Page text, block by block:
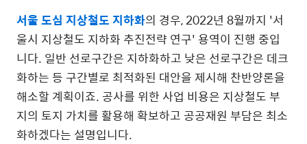
서울 도심 지상철도 지하화의 경우, 2022년 8월까지 '서
울시 지상철도 지하화 추진전략 연구' 용역이 진행 중입
니다. 일반 선로구간은 지하화하고 낮은 선로구간은 데크
화하는 등 구간별로 최적화된 대안을 제시해 찬반양론을
해소할 계획이죠. 공사를 위한 사업 비용은 지상철도 부
지의 토지 가치를 활용해 확보하고 공공재원 부담은 최소
화하겠다는 설명입니다.